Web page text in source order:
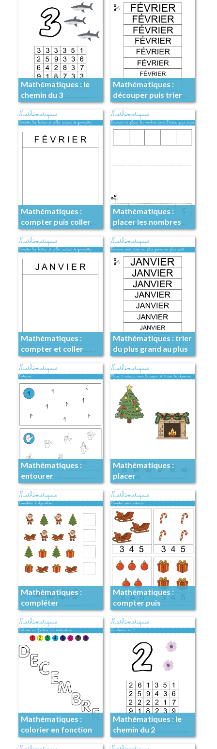
Mathématiques : le
chemin du 3
Mathématiques :
découper puis trier
Mathématiques :
compter puis coller
autant
Mathématiques :
placer les nombres
dans l’ordre
Mathématiques :
compter et coller
autant de gommettes
Mathématiques : trier
du plus grand au plus
petit
Mathématiques :
entourer
Mathématiques :
placer
Mathématiques :
compléter
l’algorithme
Mathématiques :
compter puis
entourer
Mathématiques :
colorier en fonction
des indications
Mathématiques : le
chemin du 2